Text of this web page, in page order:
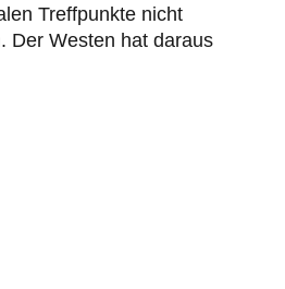
Treffpunkte nicht
Der Westen hat daraus